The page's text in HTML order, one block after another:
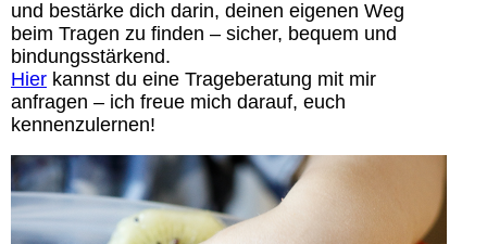
und bestärke dich darin, deinen eigenen Weg
beim Tragen zu finden – sicher, bequem und
bindungsstärkend.
Hier kannst du eine Trageberatung mit mir
anfragen – ich freue mich darauf, euch
kennenzulernen!